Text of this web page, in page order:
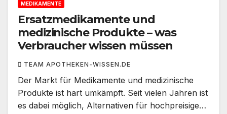
MEDIKAMENTE
Ersatzmedikamente und
medizinische Produkte – was
Verbraucher wissen müssen
TEAM APOTHEKEN-WISSEN.DE
Der Markt für Medikamente und medizinische
Produkte ist hart umkämpft. Seit vielen Jahren ist
es dabei möglich, Alternativen für hochpreisige…